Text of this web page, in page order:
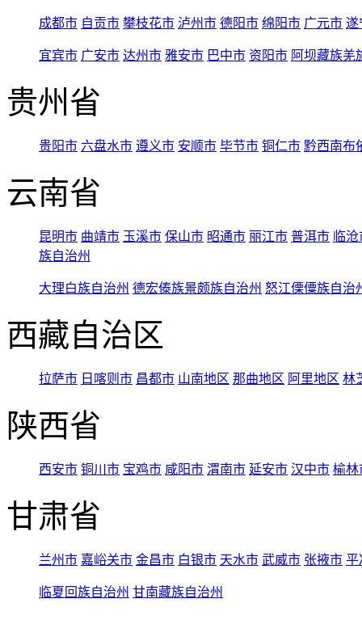
成都市 自贡市 攀枝花市 泸州市 德阳市 绵阳市 广元市 遂
宜宾市 广安市 达州市 雅安市 巴中市 资阳市 阿坝藏族羌
贵州省
贵阳市 六盘水市 遵义市 安顺市 毕节市 铜仁市 黔西南布
云南省
昆明市 曲靖市 玉溪市 保山市 昭通市 丽江市 普洱市 临
族自治州
大理白族自治州 德宏傣族景颇族自治州 怒江傈僳族自治
西藏自治区
拉萨市 日喀则市 昌都市 山南地区 那曲地区 阿里地区 林
陕西省
西安市 铜川市 宝鸡市 咸阳市 渭南市 延安市 汉中市 榆林
甘肃省
兰州市 嘉峪关市 金昌市 白银市 天水市 武威市 张掖市 平
临夏回族自治州 甘南藏族自治州